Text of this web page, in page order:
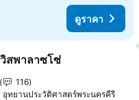
ดูราคา
รายการโปรด
สพาลาซโซ่
116
อุทยานประวัติศาสตร์พระนครคีรี